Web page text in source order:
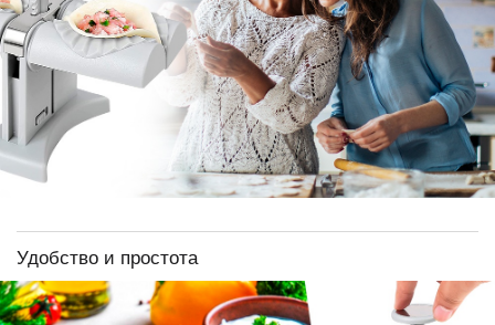
Удобство и простота